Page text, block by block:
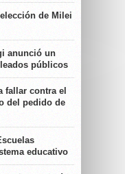
de Milei
anunció un
públicos
fallar contra el
del pedido de
educativo